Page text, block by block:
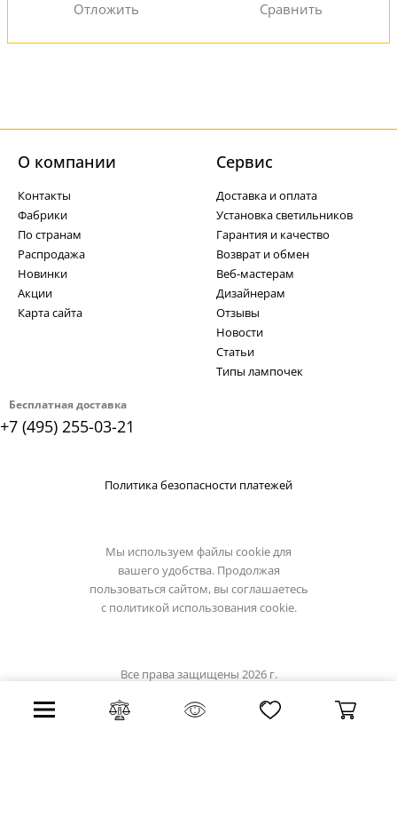
Бесплатная доставка
+7 (495) 255-03-21
О компании
Контакты
Фабрики
По странам
Распродажа
Новинки
Акции
Карта сайта
Cервис
Доставка и оплата
Установка светильников
Гарантия и качество
Возврат и обмен
Веб-мастерам
Дизайнерам
Отзывы
Новости
Статьи
Типы лампочек
Политика безопасности платежей
Мы используем файлы cookie для
вашего удобства. Продолжая
пользоваться сайтом, вы соглашаетесь
с политикой использования cookie.
Все права защищены 2026 г.